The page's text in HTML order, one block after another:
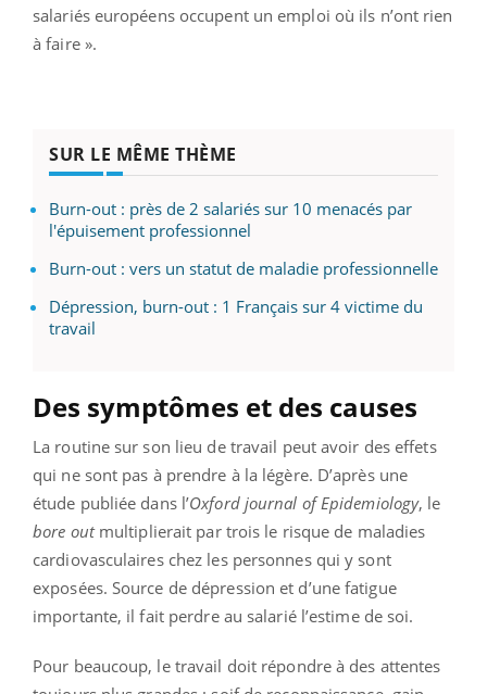
salariés européens occupent un emploi où ils n’ont rien
à faire ».
SUR LE MÊME THÈME
Burn-out : près de 2 salariés sur 10 menacés par
l'épuisement professionnel
Burn-out : vers un statut de maladie professionnelle
Dépression, burn-out : 1 Français sur 4 victime du
travail
Des symptômes et des causes
La routine sur son lieu de travail peut avoir des effets
qui ne sont pas à prendre à la légère. D’après une
étude publiée dans l’Oxford journal of Epidemiology, le
bore outmultiplierait par trois le risque de maladies
cardiovasculaires chez les personnes qui y sont
exposées. Source de dépression et d’une fatigue
importante, il fait perdre au salarié l’estime de soi.
Pour beaucoup, le travail doit répondre à des attentes